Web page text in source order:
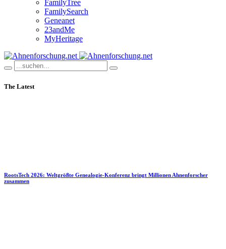
FamilyTree
FamilySearch
Geneanet
23andMe
MyHeritage
The Latest
RootsTech 2026: Weltgrößte Genealogie-Konferenz bringt Millionen Ahnenforscher
zusammen